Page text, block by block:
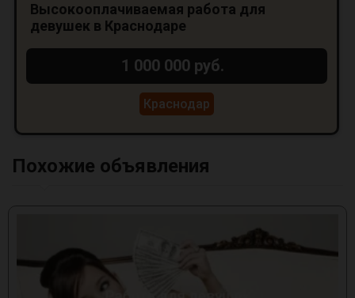
Высокооплачиваемая работа для
девушек в Краснодаре
1 000 000 руб.
Краснодар
Похожие объявления